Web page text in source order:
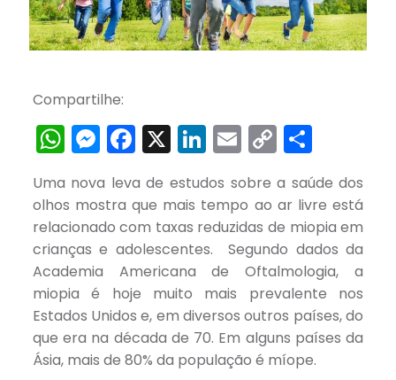
Compartilhe:
WhatsApp
Messenger
Facebook
X LinkedIn
Email
Copy
Link
Share
Uma nova leva de estudos sobre a saúde dos
olhos mostra que mais tempo ao ar livre está
relacionado com taxas reduzidas de miopia em
crianças e adolescentes. Segundo dados da
Academia Americana de Oftalmologia, a
miopia é hoje muito mais prevalente nos
Estados Unidos e, em diversos outros países, do
que era na década de 70. Em alguns países da
Ásia, mais de 80% da população é míope.